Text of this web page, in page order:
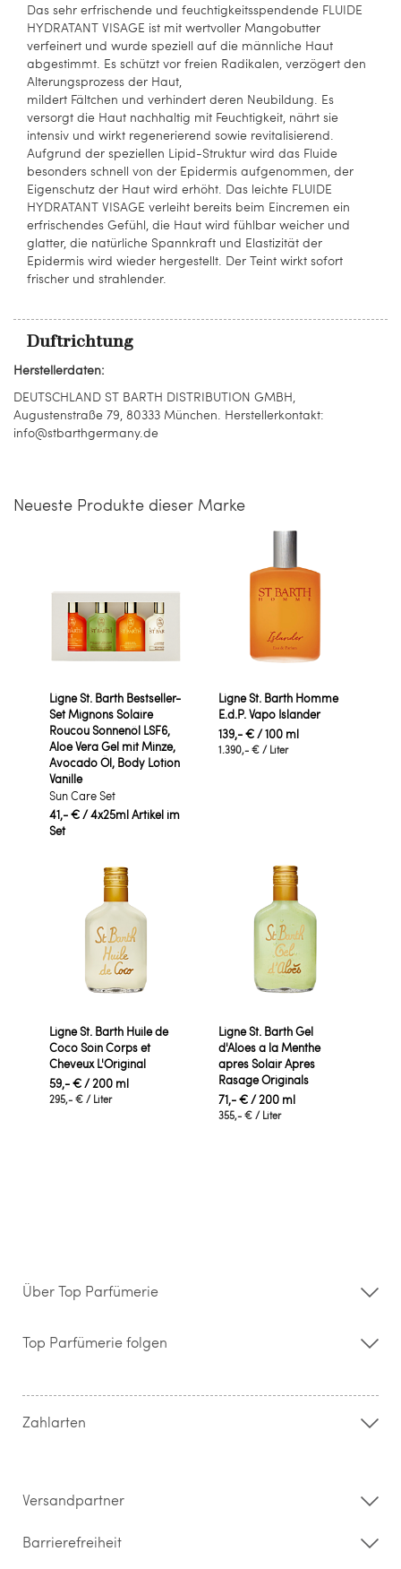
Das sehr erfrischende und feuchtigkeitsspendende FLUIDE
HYDRATANT VISAGE ist mit wertvoller Mangobutter
verfeinert und wurde speziell auf die männliche Haut
abgestimmt. Es schützt vor freien Radikalen, verzögert den
Alterungsprozess der Haut,
mildert Fältchen und verhindert deren Neubildung. Es
versorgt die Haut nachhaltig mit Feuchtigkeit, nährt sie
intensiv und wirkt regenerierend sowie revitalisierend.
Aufgrund der speziellen Lipid-Struktur wird das Fluide
besonders schnell von der Epidermis aufgenommen, der
Eigenschutz der Haut wird erhöht. Das leichte FLUIDE
HYDRATANT VISAGE verleiht bereits beim Eincremen ein
erfrischendes Gefühl, die Haut wird fühlbar weicher und
glatter, die natürliche Spannkraft und Elastizität der
Epidermis wird wieder hergestellt. Der Teint wirkt sofort
frischer und strahlender.
Duftrichtung
Herstellerdaten:
DEUTSCHLAND ST BARTH DISTRIBUTION GMBH,
Augustenstraße 79, 80333 München. Herstellerkontakt:
info@stbarthgermany.de
Neueste Produkte dieser Marke
Ligne St. Barth Bestseller-
Set Mignons Solaire
Roucou Sonnenöl LSF6,
Aloe Vera Gel mit Minze,
Avocado Öl, Body Lotion
Vanille
Sun Care Set
41,- €/ 4x25ml Artikel im
Set
Ligne St. Barth Homme
E.d.P. Vapo Islander
139,- €/ 100 ml
1.390,- € / Liter
Ligne St. Barth Huile de
Coco Soin Corps et
Cheveux L'Original
59,- €/ 200 ml
295,- € / Liter
Ligne St. Barth Gel
d'Aloes a la Menthe
apres Solair Apres
Rasage Originals
71,- €/ 200 ml
355,- € / Liter
Über Top Parfümerie
Storefinder
Kontakt
Widerrufsrecht & Rückgabebedingungen
Top Parfümerie folgen
Zahlarten
Versandpartner
Barrierefreiheit